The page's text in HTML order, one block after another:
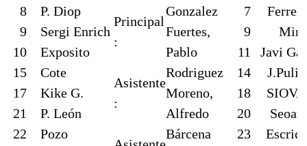
8
P. Diop
9
Sergi Enrich
10
Exposito
15
Cote
17
Kike G.
21
P. León
22
Pozo
Principal
:
Gonzalez
Fuertes,
Pablo
Asistente
:
Rodriguez
Moreno,
Alfredo
Bárcena
7
9
Mir
11
Javi
14
18
20
23